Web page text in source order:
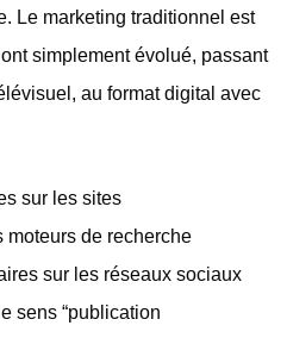
Le marketing traditionnel est
simplement évolué, passant
au format digital avec
sur les sites
moteurs de recherche
sur les réseaux sociaux
sens “publication